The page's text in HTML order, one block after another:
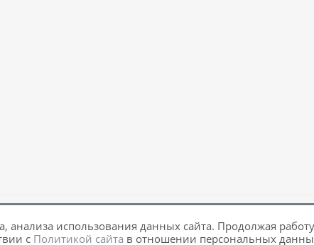
анализа использования данных сайта. Продолжая
с Политикой сайта в отношении персональных